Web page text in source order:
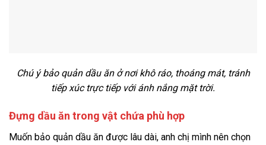
Chú ý bảo quản dầu ăn ở nơi khô ráo, thoáng mát, tránh
tiếp xúc trực tiếp với ánh nắng mặt trời.
Đựng dầu ăn trong vật chứa phù hợp
Muốn bảo quản dầu ăn được lâu dài, anh chị mình nên chọn